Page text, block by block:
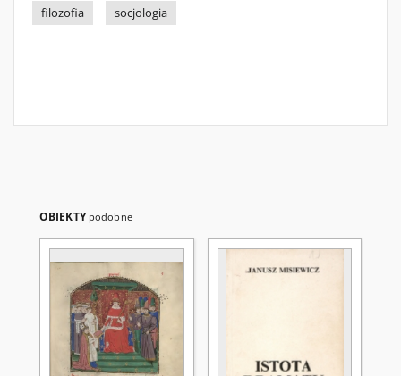
filozofia
socjologia
OBIEKTY podobne